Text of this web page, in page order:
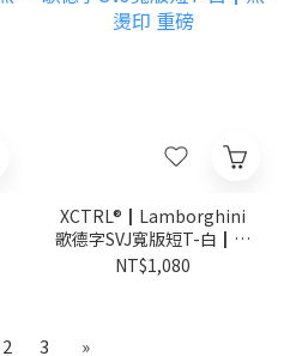
XCTRL®┃Lamborghini
歌德字SVJ寬版短T-白┃熱
燙印 重磅
NT$1,080
2 3 »